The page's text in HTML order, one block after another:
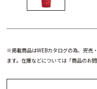
※掲載商品はWEBカタログの為、完売
ます。在庫などについては「商品のお